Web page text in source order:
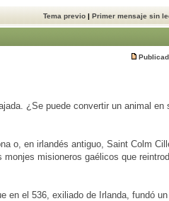
Tema previo | Primer mensaje sin
¿Se puede convertir un animal en
o, en irlandés antiguo, Saint Colm
misioneros gaélicos que
en el 536, exiliado de Irlanda, fundó un